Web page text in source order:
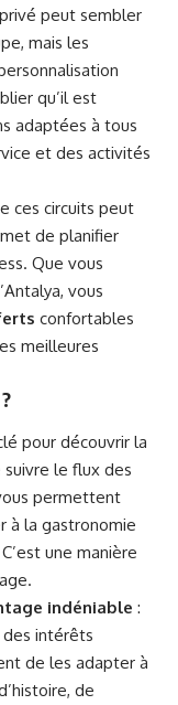
peut sembler
mais les
qu’il est
adaptées à tous
et des activités
ces circuits peut
de planifier
Que vous
vous
confortables
meilleures
pour découvrir la
le flux des
permettent
à la gastronomie
une manière
indéniable :
des intérêts
de les adapter à
de